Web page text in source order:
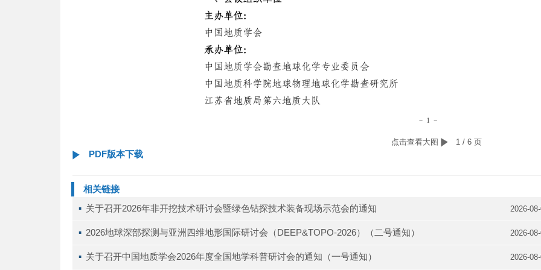
点击查看大图 1 / 6 页
PDF版本下载
相关链接
▪ 关于召开2026年非开挖技术研讨会暨绿色钻探技术装备现场示范会的通知 2026-
▪ 2026地球深部探测与亚洲四维地形国际研讨会（DEEP&TOPO-2026）（二号通知） 2026-
▪ 关于召开中国地质学会2026年度全国地学科普研讨会的通知（一号通知） 2026-